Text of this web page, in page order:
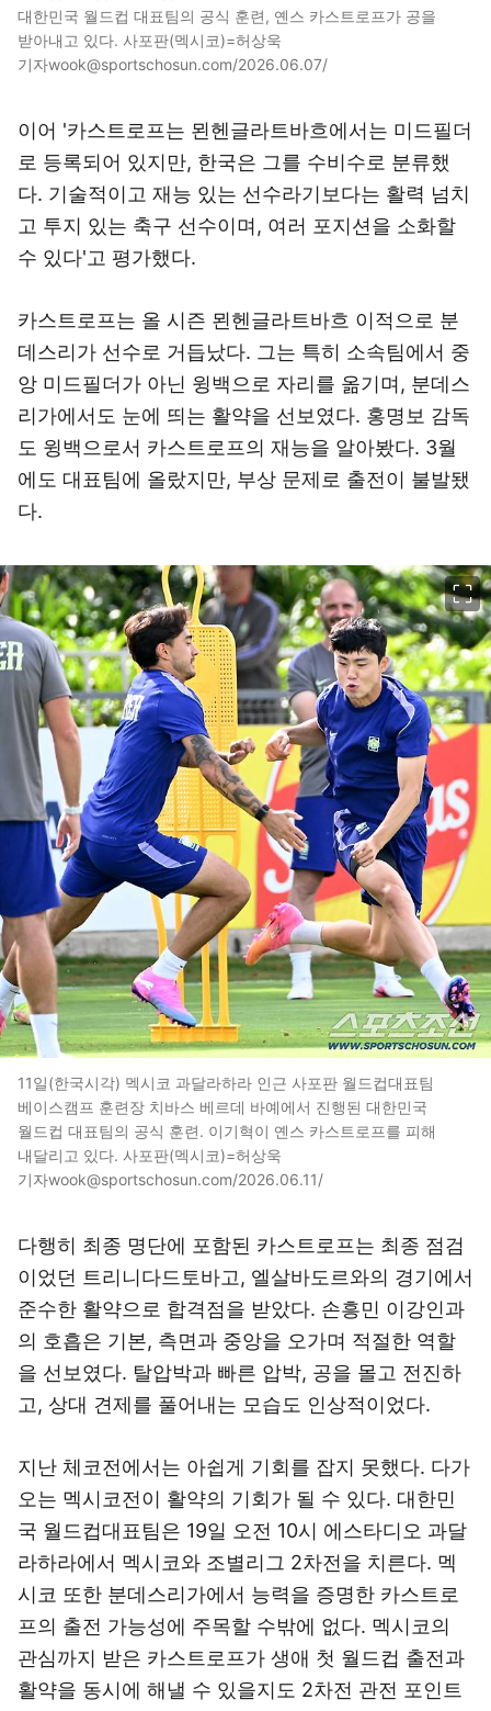
대한민국 월드컵 대표팀의 공식 훈련, 옌스 카스트로프가 공을
받아내고 있다. 사포판(멕시코)=허상욱
기자wook@sportschosun.com/2026.06.07/
이어 '카스트로프는 묀헨글라트바흐에서는 미드필더
로 등록되어 있지만, 한국은 그를 수비수로 분류했
다. 기술적이고 재능 있는 선수라기보다는 활력 넘치
고 투지 있는 축구 선수이며, 여러 포지션을 소화할
수 있다'고 평가했다.
카스트로프는 올 시즌 묀헨글라트바흐 이적으로 분
데스리가 선수로 거듭났다. 그는 특히 소속팀에서 중
앙 미드필더가 아닌 윙백으로 자리를 옮기며, 분데스
리가에서도 눈에 띄는 활약을 선보였다. 홍명보 감독
도 윙백으로서 카스트로프의 재능을 알아봤다. 3월
에도 대표팀에 올랐지만, 부상 문제로 출전이 불발됐
다.
11일(한국시각) 멕시코 과달라하라 인근 사포판 월드컵대표팀
베이스캠프 훈련장 치바스 베르데 바예에서 진행된 대한민국
월드컵 대표팀의 공식 훈련. 이기혁이 옌스 카스트로프를 피해
내달리고 있다. 사포판(멕시코)=허상욱
기자wook@sportschosun.com/2026.06.11/
다행히 최종 명단에 포함된 카스트로프는 최종 점검
이었던 트리니다드토바고, 엘살바도르와의 경기에서
준수한 활약으로 합격점을 받았다. 손흥민 이강인과
의 호흡은 기본, 측면과 중앙을 오가며 적절한 역할
을 선보였다. 탈압박과 빠른 압박, 공을 몰고 전진하
고, 상대 견제를 풀어내는 모습도 인상적이었다.
지난 체코전에서는 아쉽게 기회를 잡지 못했다. 다가
오는 멕시코전이 활약의 기회가 될 수 있다. 대한민
국 월드컵대표팀은 19일 오전 10시 에스타디오 과달
라하라에서 멕시코와 조별리그 2차전을 치른다. 멕
시코 또한 분데스리가에서 능력을 증명한 카스트로
프의 출전 가능성에 주목할 수밖에 없다. 멕시코의
관심까지 받은 카스트로프가 생애 첫 월드컵 출전과
활약을 동시에 해낼 수 있을지도 2차전 관전 포인트